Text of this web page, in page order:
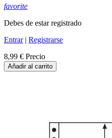
favorite
Debes de estar registrado
Entrar| Registrarse
8,99 € Precio
Añadir al carrito